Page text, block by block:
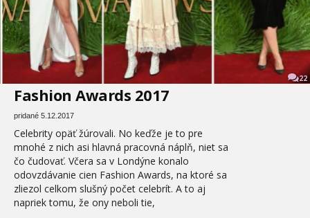
22
Fashion Awards 2017
pridané 5.12.2017
Celebrity opäť žúrovali. No keďže je to pre
mnohé z nich asi hlavná pracovná náplň, niet sa
čo čudovať. Včera sa v Londýne konalo
odovzdávanie cien Fashion Awards, na ktoré sa
zliezol celkom slušný počet celebrít. A to aj
napriek tomu, že ony neboli tie,